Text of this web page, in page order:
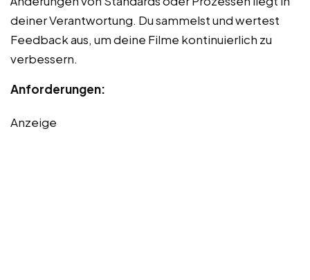
deiner Verantwortung. Du sammelst und wertest
Feedback aus, um deine Filme kontinuierlich zu
verbessern.
Anforderungen:
Anzeige